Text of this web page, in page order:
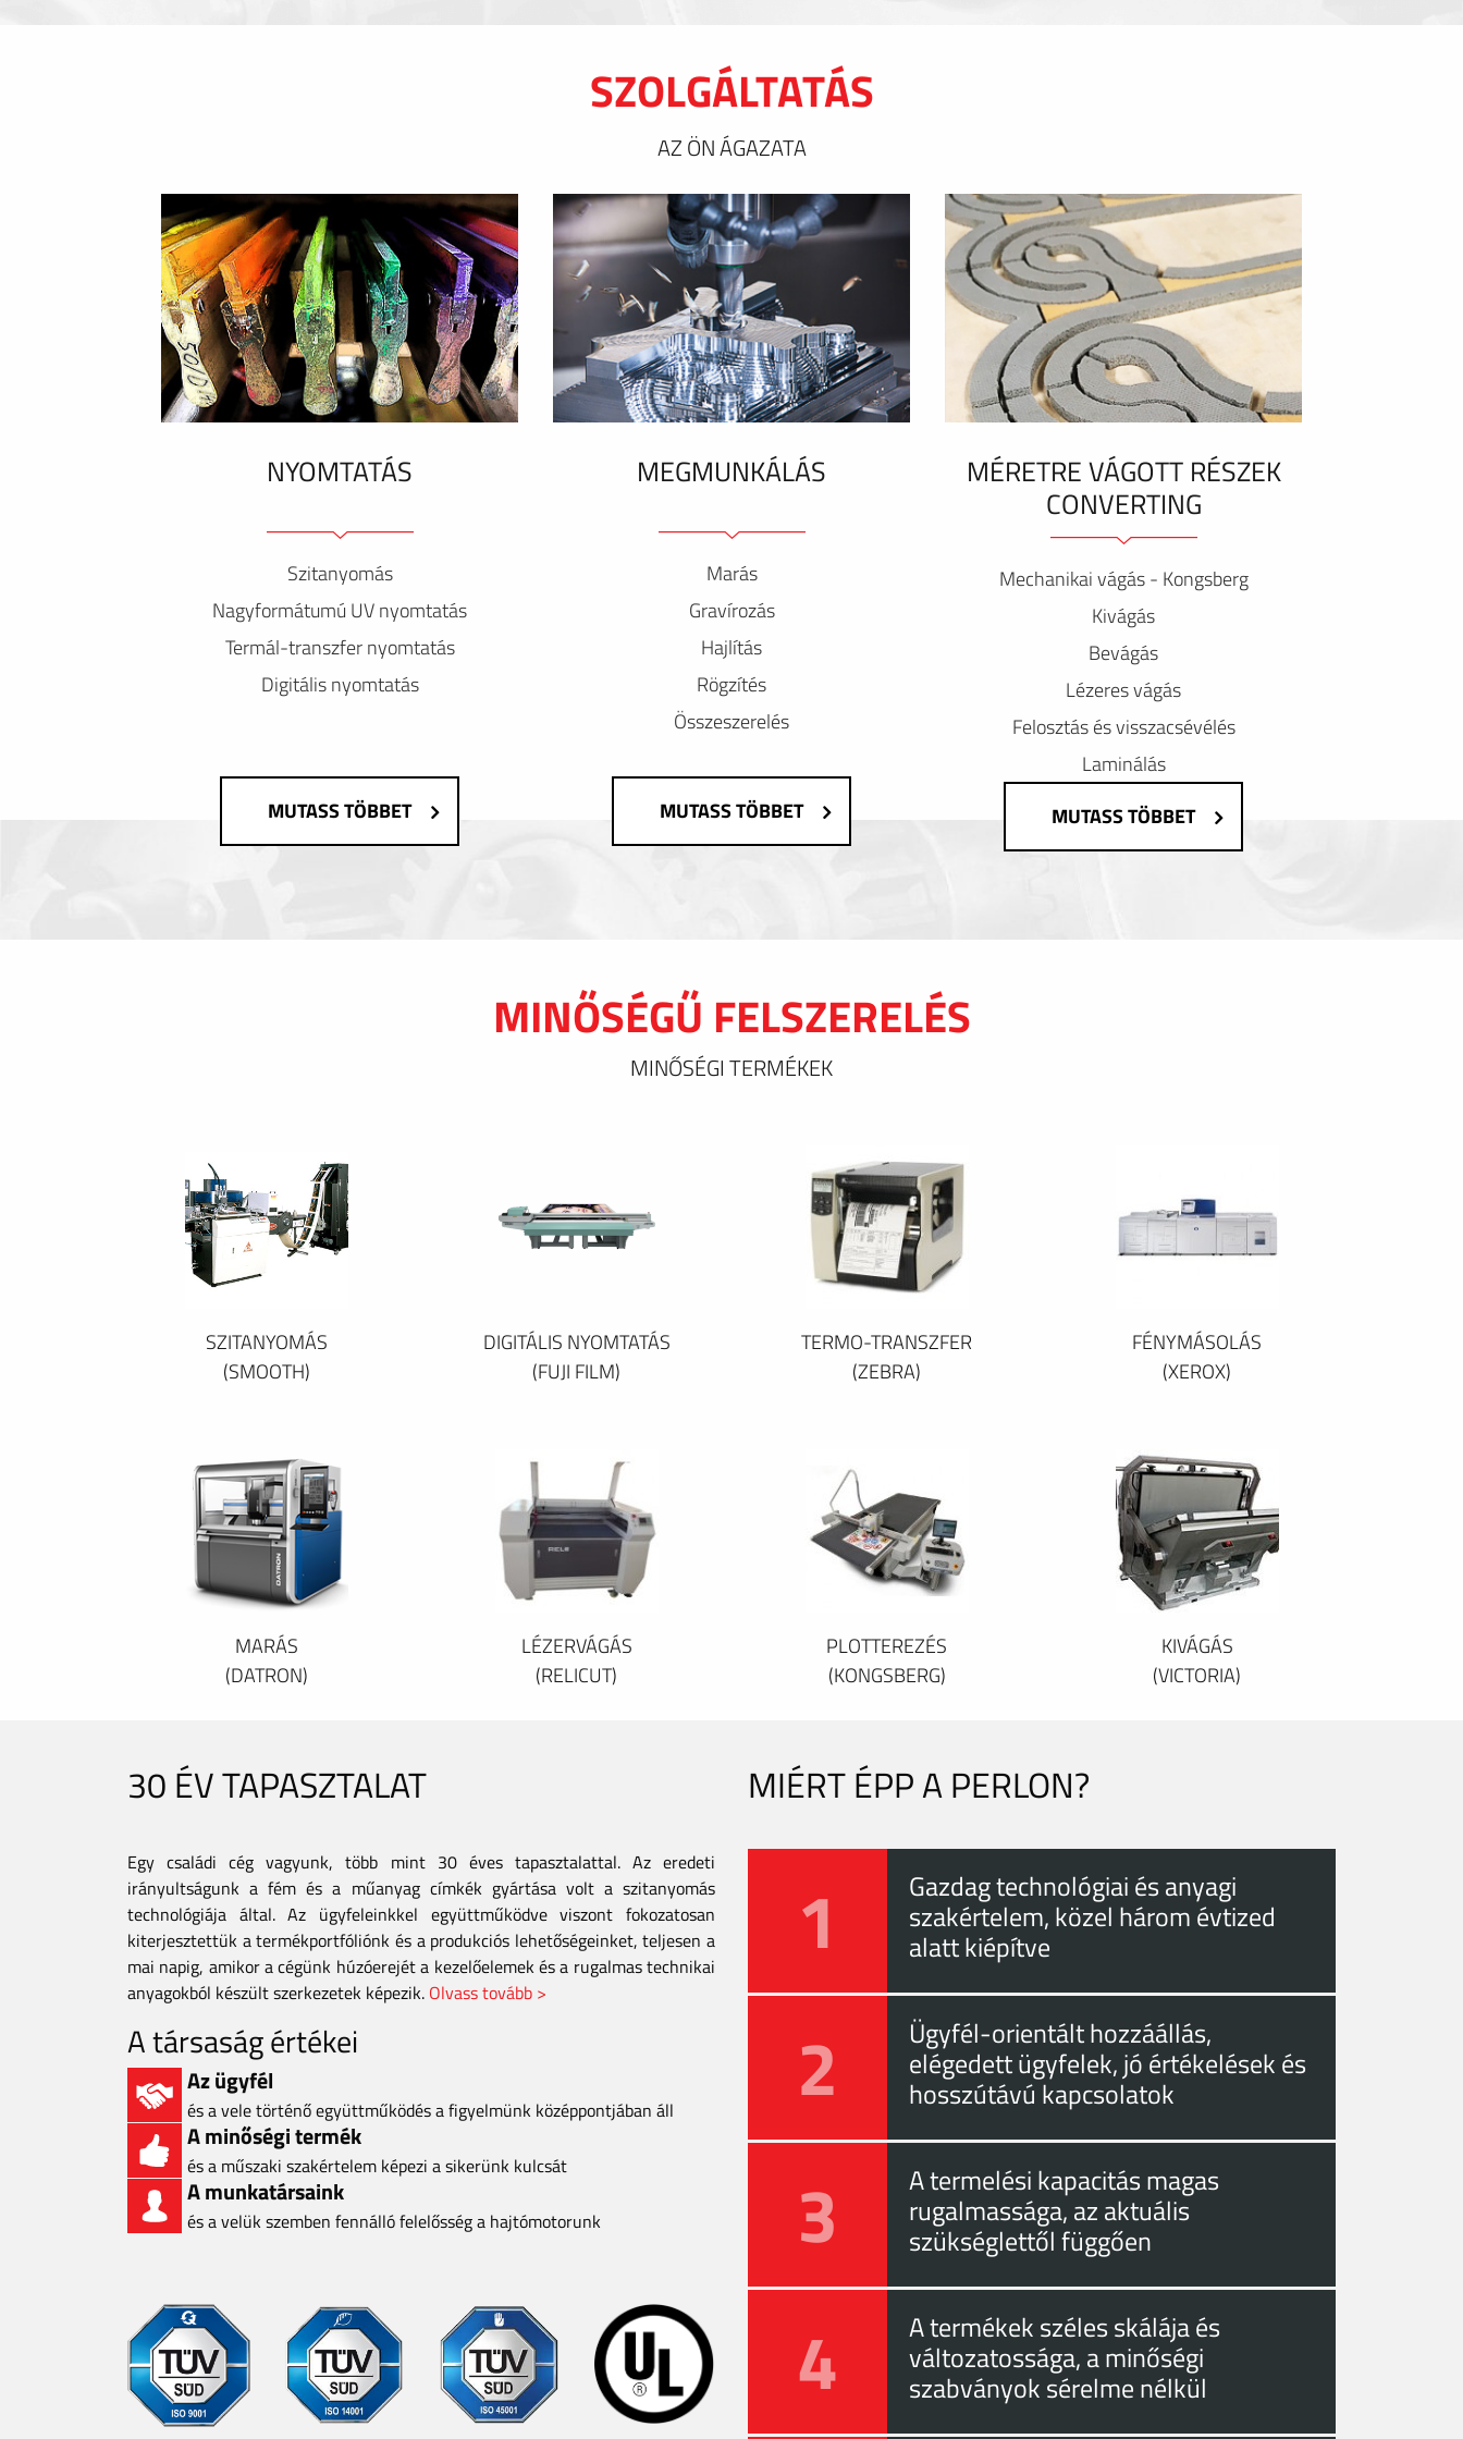
SZOLGÁLTATÁS
AZ ÖN ÁGAZATA
NYOMTATÁS
Szitanyomás
Nagyformátumú UV nyomtatás
Termál-transzfer nyomtatás
Digitális nyomtatás
MUTASS TÖBBET
MEGMUNKÁLÁS
Marás
Gravírozás
Hajlítás
Rögzítés
Összeszerelés
MUTASS TÖBBET
MÉRETRE VÁGOTT RÉSZEK
CONVERTING
Mechanikai vágás - Kongsberg
Kivágás
Bevágás
Lézeres vágás
Felosztás és visszacsévélés
Laminálás
MUTASS TÖBBET
MINŐSÉGŰ FELSZERELÉS
MINŐSÉGI TERMÉKEK
SZITANYOMÁS
(SMOOTH)
DIGITÁLIS NYOMTATÁS
(FUJI FILM)
TERMO-TRANSZFER
(ZEBRA)
FÉNYMÁSOLÁS
(XEROX)
MARÁS
(DATRON)
LÉZERVÁGÁS
(RELICUT)
PLOTTEREZÉS
(KONGSBERG)
KIVÁGÁS
(VICTORIA)
30 ÉV TAPASZTALAT
Egy családi cég vagyunk, több mint 30 éves tapasztalattal. Az eredeti
irányultságunk a fém és a műanyag címkék gyártása volt a szitanyomás
technológiája által. Az ügyfeleinkkel együttműködve viszont fokozatosan
kiterjesztettük a termékportfóliónk és a produkciós lehetőségeinket, teljesen a
mai napig, amikor a cégünk húzóerejét a kezelőelemek és a rugalmas technikai
anyagokból készült szerkezetek képezik. Olvass tovább >
A társaság értékei
Az ügyfél
és a vele történő együttműködés a figyelmünk középpontjában áll
A minőségi termék
és a műszaki szakértelem képezi a sikerünk kulcsát
A munkatársaink
és a velük szemben fennálló felelősség a hajtómotorunk
MIÉRT ÉPP A PERLON?
1 Gazdag technológiai és anyagi
szakértelem, közel három évtized
alatt kiépítve
2 Ügyfél-orientált hozzáállás,
elégedett ügyfelek, jó értékelések és
hosszútávú kapcsolatok
3 A termelési kapacitás magas
rugalmassága, az aktuális
szükséglettől függően
4 A termékek széles skálája és
változatossága, a minőségi
szabványok sérelme nélkül